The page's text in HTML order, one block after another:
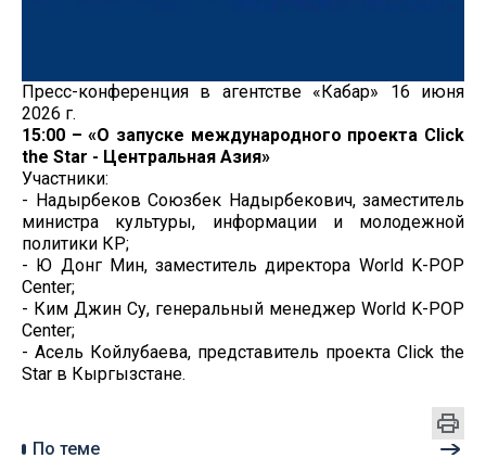
Пресс-конференция в агентстве «Кабар» 16 июня
2026 г.
15:00 – «О запуске международного проекта Click
the Star - Центральная Азия»
Участники:
- Надырбеков Союзбек Надырбекович, заместитель
министра культуры, информации и молодежной
политики КР;
- Ю Донг Мин, заместитель директора World K-POP
Center;
- Ким Джин Су, генеральный менеджер World K-POP
Center;
- Асель Койлубаева, представитель проекта Click the
Star в Кыргызстане.
По теме